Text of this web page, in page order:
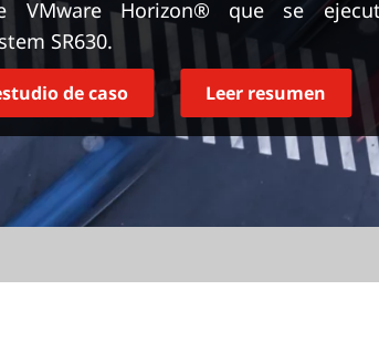
VMware Horizon® que se
SR630.
de caso Leer resumen